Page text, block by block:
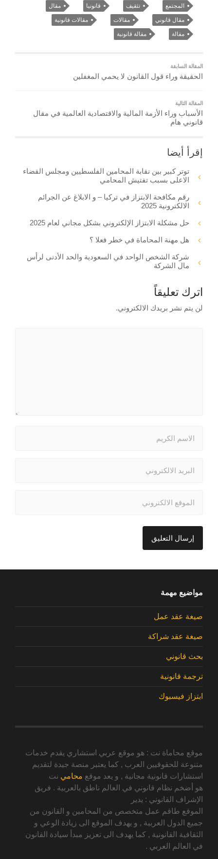
المجتمع تثقيف قانونيا مقال
مقال قانوني مقالات مقالات قانونية
مقالة مقالة قانونية
المقالة السابقة
الحقيقة وراء قول القانون لا يحمي المغفلين
المقالة التالية
الأسباب وراء الأزمة المالية والاقتصادية العالمية في مقال
قانوني هام
إقرأ أيضا
توتر كبير بين نقابة المحامين الفلسطيين ومجلس القضاء
الاعلى بسبب تفتيش المحامي
رقم مكافحة الابتزاز في تركيا – و الابلاغ عن الجرائم
الالكترونية 2025
حل مشكلة الابتزاز الإلكتروني بشكل مجاني لعام 2025
هل مهنة المحاماة في خطر فعلا ؟
شركة الشخص الواحد في السعودية والحد الأدنى لرأس
مال الشركة
اترك تعليقاً
لن يتم نشر بريدك الالكتروني.
مواضيع مهمة
صيغة عقد عمل
صيغة عقد شراكة
بحث قانوني
ترجمة قانونية
ابتزاز فيسبوك
موقع محاماة نت : هو موقع عربي استشاري يقدم خدمات
متنوعة للحقوقيين العرب , كما يعتبر منصة جيدة لتقديم
استشارات قانونية مجانية , و يعد موقع محامي نت
هو أضخم نظام قانوني في العالم ناطق بالعربية . فريق
الإشراف القانوني : يدير
الموقع طاقم عمل متخصص من المحامين و القانون من
جميع الدول العربية , و يهدف الموقع الى زيادة الوعي و
الثقافية القانونية , كما يهدف الى تعزيز مبدأ سيادة القانون
في العالم العربي .